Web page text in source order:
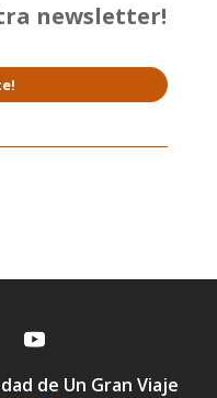
newsletter!
de Un Gran Viaje